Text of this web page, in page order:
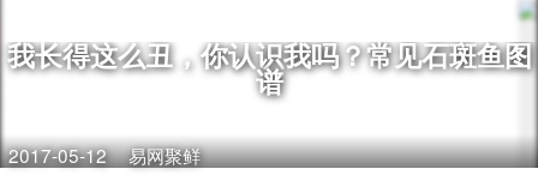
我长得这么丑，你认识我吗？常见石斑鱼图
谱
2017-05-12 易网聚鲜